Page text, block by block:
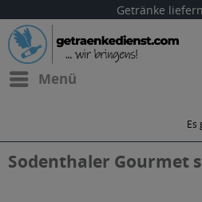
Getränke
Menü
Es
Sodenthaler Gourmet